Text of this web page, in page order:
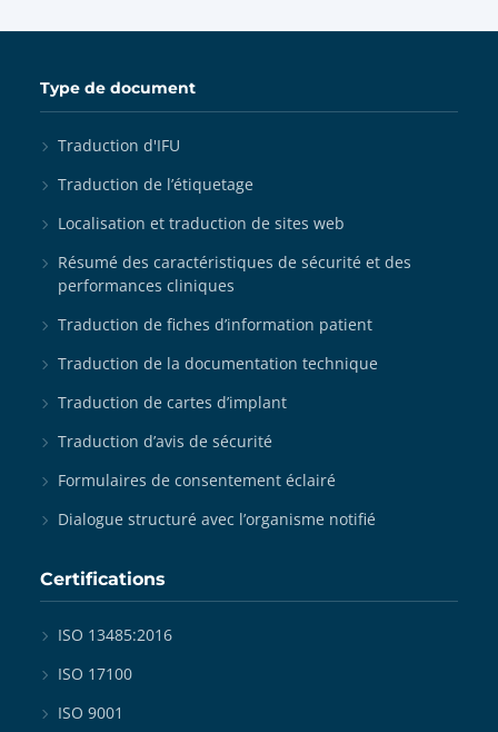
Type de document
Traduction d'IFU
Traduction de l’étiquetage
Localisation et traduction de sites web
Résumé des caractéristiques de sécurité et des
performances cliniques
Traduction de fiches d’information patient
Traduction de la documentation technique
Traduction de cartes d’implant
Traduction d’avis de sécurité
Formulaires de consentement éclairé
Dialogue structuré avec l’organisme notifié
Certifications
ISO 13485:2016
ISO 17100
ISO 9001